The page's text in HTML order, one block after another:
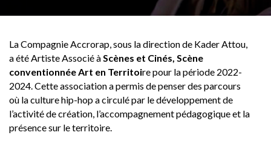
La Compagnie Accrorap, sous la direction de Kader Attou,
a été Artiste Associé àScènes et Cinés, Scène
conventionnée Art en Territoire pour la période 2022-
2024. Cette association a permis de penser des parcours
où la culture hip-hop a circulé par le développement de
l’activité de création, l’accompagnement pédagogique et la
présence sur le territoire.